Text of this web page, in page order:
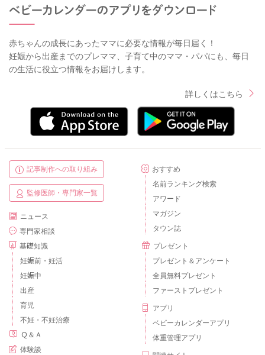
赤ちゃんの成長にあったママに必要な情報が毎日届く！
妊娠から出産までのプレママ、子育て中のママ・パパにも、毎日
の生活に役立つ情報をお届けします。
詳しくはこちら
記事制作への取り組み
監修医師・専門家一覧
ニュース
専門家相談
基礎知識
妊娠前・妊活
妊娠中
出産
育児
不妊・不妊治療
Ｑ＆Ａ
体験談
おすすめ
名前ランキング検索
アワード
マガジン
タウン誌
プレゼント
プレゼント＆アンケート
全員無料プレゼント
ファーストプレゼント
アプリ
ベビーカレンダーアプリ
体重管理アプリ